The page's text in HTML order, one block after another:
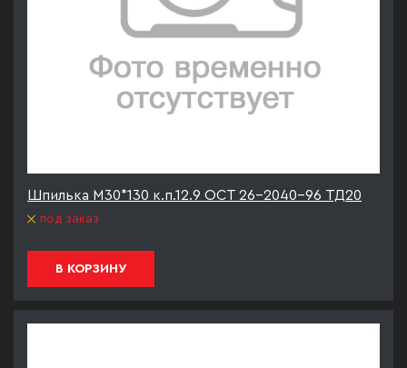
Шпилька М30*130 к.п.12.9 ОСТ 26-2040-96 ТД20
под заказ
В КОРЗИНУ